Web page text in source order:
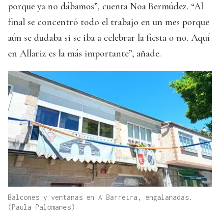
porque ya no dábamos”, cuenta Noa Bermúdez. “Al
final se concentró todo el trabajo en un mes porque
aún se dudaba si se iba a celebrar la fiesta o no. Aquí
en Allariz es la más importante”, añade.
Balcones y ventanas en A Barreira, engalanadas.
(Paula Palomanes)